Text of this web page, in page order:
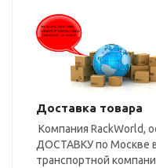
Доставка товара
Компания
ДОСТАВКУ по Москве
транспортной